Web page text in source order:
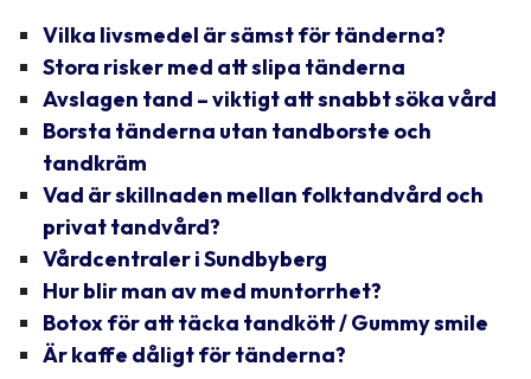
Vilka livsmedel är sämst för tänderna?
Stora risker med att slipa tänderna
Avslagen tand – viktigt att snabbt söka vård
Borsta tänderna utan tandborste och
tandkräm
Vad är skillnaden mellan folktandvård och
privat tandvård?
Vårdcentraler i Sundbyberg
Hur blir man av med muntorrhet?
Botox för att täcka tandkött / Gummy smile
Är kaffe dåligt för tänderna?